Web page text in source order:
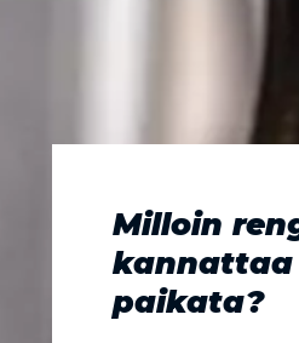
Milloin
kannattaa
paikata?